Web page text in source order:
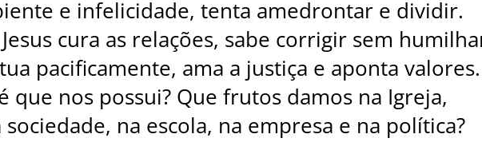
e infelicidade, tenta amedrontar e dividir.
cura as relações, sabe corrigir sem
pacificamente, ama a justiça e aponta valores.
que nos possui? Que frutos damos na Igreja,
na escola, na empresa e na política?